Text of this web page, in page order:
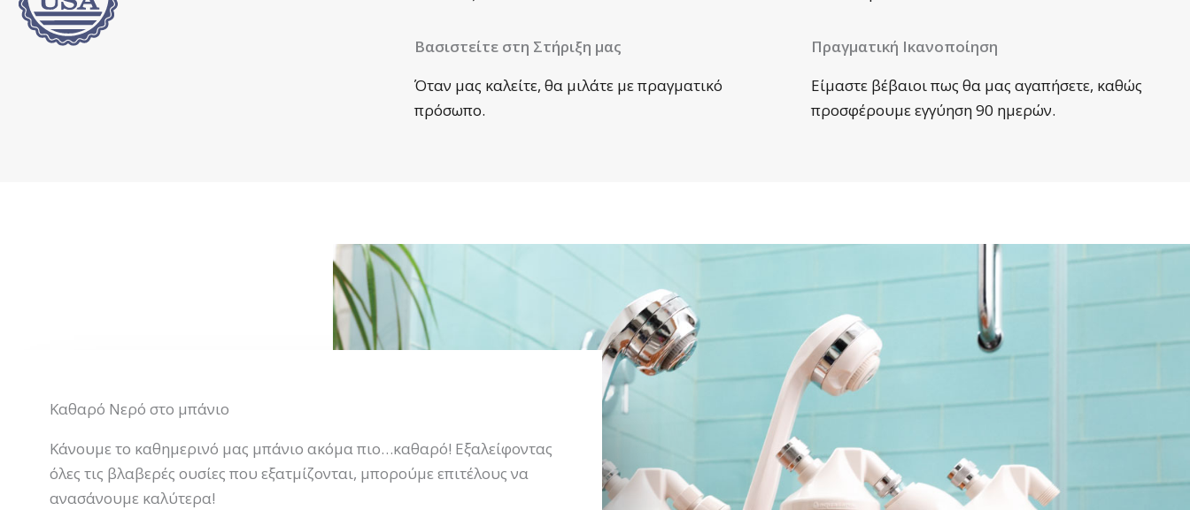
Βασιστείτε στη Στήριξη μας
Όταν μας καλείτε, θα μιλάτε με πραγματικό
πρόσωπο.
Πραγματική Ικανοποίηση
Είμαστε βέβαιοι πως θα μας αγαπήσετε, καθώς
προσφέρουμε εγγύηση 90 ημερών.
Καθαρό Νερό στο μπάνιο
Κάνουμε το καθημερινό μας μπάνιο ακόμα πιο…καθαρό! Εξαλείφοντας
όλες τις βλαβερές ουσίες που εξατμίζονται, μπορούμε επιτέλους να
ανασάνουμε καλύτερα!